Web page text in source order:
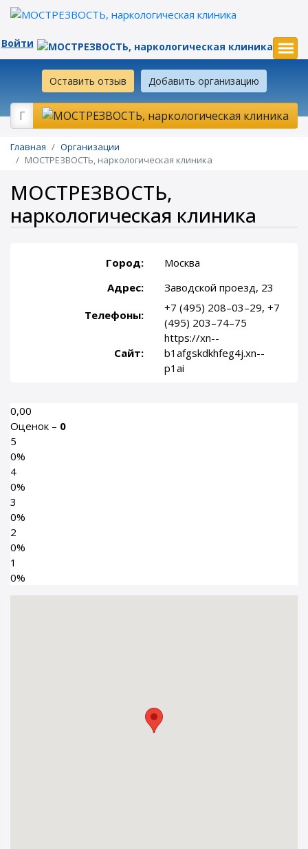
Войти
Оставить отзыв Добавить организацию
Главная
Организации
МОСТРЕЗВОСТЬ, наркологическая клиника
МОСТРЕЗВОСТЬ,
наркологическая клиника
Город:
Москва
Адрес:
Заводской проезд, 23
Телефоны:
+7 (495) 208–03–29, +7
(495) 203–74–75
Сайт:
https://xn--
b1afgskdkhfeg4j.xn--
p1ai
0,00
Оценок – 0
5
0%
4
0%
3
0%
2
0%
1
0%